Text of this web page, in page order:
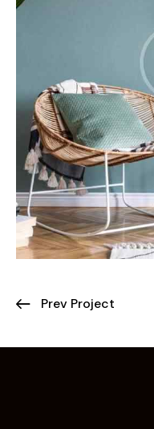
Prev Project